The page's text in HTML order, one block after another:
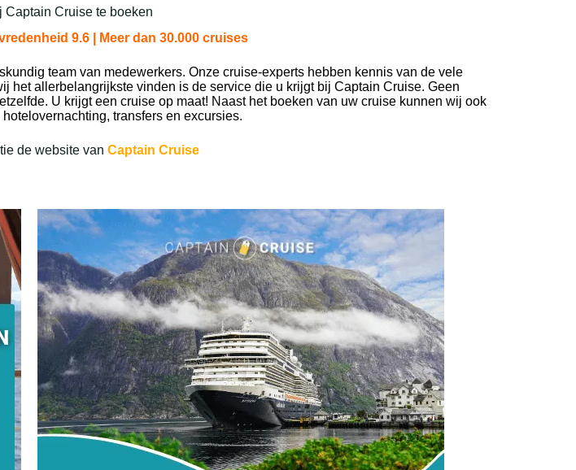
Captain Cruise te boeken
9.6 | Meer dan 30.000 cruises
team van medewerkers. Onze cruise-experts hebben kennis van de vele
het allerbelangrijkste vinden is de service die u krijgt bij Captain Cruise. Geen
U krijgt een cruise op maat! Naast het boeken van uw cruise kunnen wij ook
transfers en excursies.
de website van Captain Cruise